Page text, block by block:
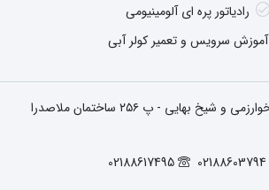
رادیاتور پره ای آلومینیومی
آموزش سرویس و تعمیر کولر آبی
خ ملاصدرا -بین خ خوارزمی و شیخ بهایی - پ ۲۵۶ ساختمان ملاصدرا
02188603794
02188617495